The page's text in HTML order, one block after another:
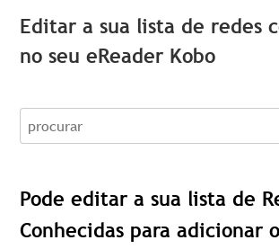
Editar a sua lista de redes
no seu eReader Kobo
procurar
Pode editar a sua lista de
Conhecidas para adicionar